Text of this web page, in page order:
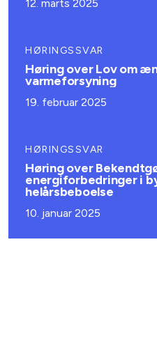
12. marts 2025
HØRINGSSVAR
Høring over Lov om
varmeforsyning
19. februar 2025
HØRINGSSVAR
Høring over
energiforbedringer i
helårsbeboelse
10. januar 2025